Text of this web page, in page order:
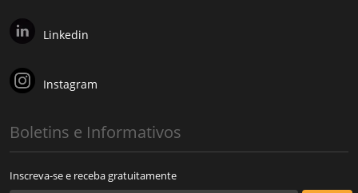
Linkedin
Instagram
Boletins e Informativos
Inscreva-se e receba gratuitamente